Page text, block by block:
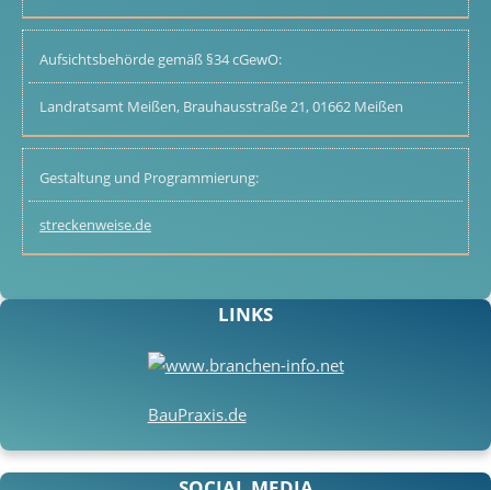
Aufsichtsbehörde gemäß §34 cGewO:
Landratsamt Meißen, Brauhausstraße 21, 01662 Meißen
Gestaltung und Programmierung:
streckenweise.de
LINKS
BauPraxis.de